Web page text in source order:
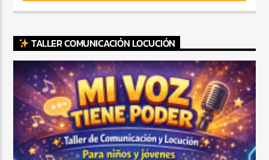
TALLER COMUNICACIÓN LOCUCIÓN